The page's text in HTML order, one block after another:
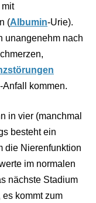
mit
(Albumin-Urie).
unangenehm nach
kommen.
in vier (manchmal
besteht ein
die Nierenfunktion
im normalen
nächste Stadium
kommt zum